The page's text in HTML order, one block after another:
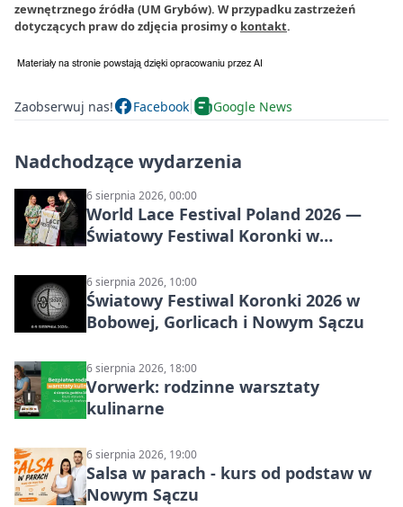
zewnętrznego źródła (UM Grybów). W przypadku zastrzeżeń
dotyczących praw do zdjęcia prosimy o kontakt.
Zaobserwuj nas! Facebook Google News
Nadchodzące wydarzenia
6 sierpnia 2026, 00:00
World Lace Festival Poland 2026 —
Światowy Festiwal Koronki w
6 sierpnia 2026, 10:00
Światowy Festiwal Koronki 2026 w
Bobowej, Gorlicach i Nowym Sączu
6 sierpnia 2026, 18:00
Vorwerk: rodzinne warsztaty
kulinarne
6 sierpnia 2026, 19:00
Salsa w parach - kurs od podstaw w
Nowym Sączu